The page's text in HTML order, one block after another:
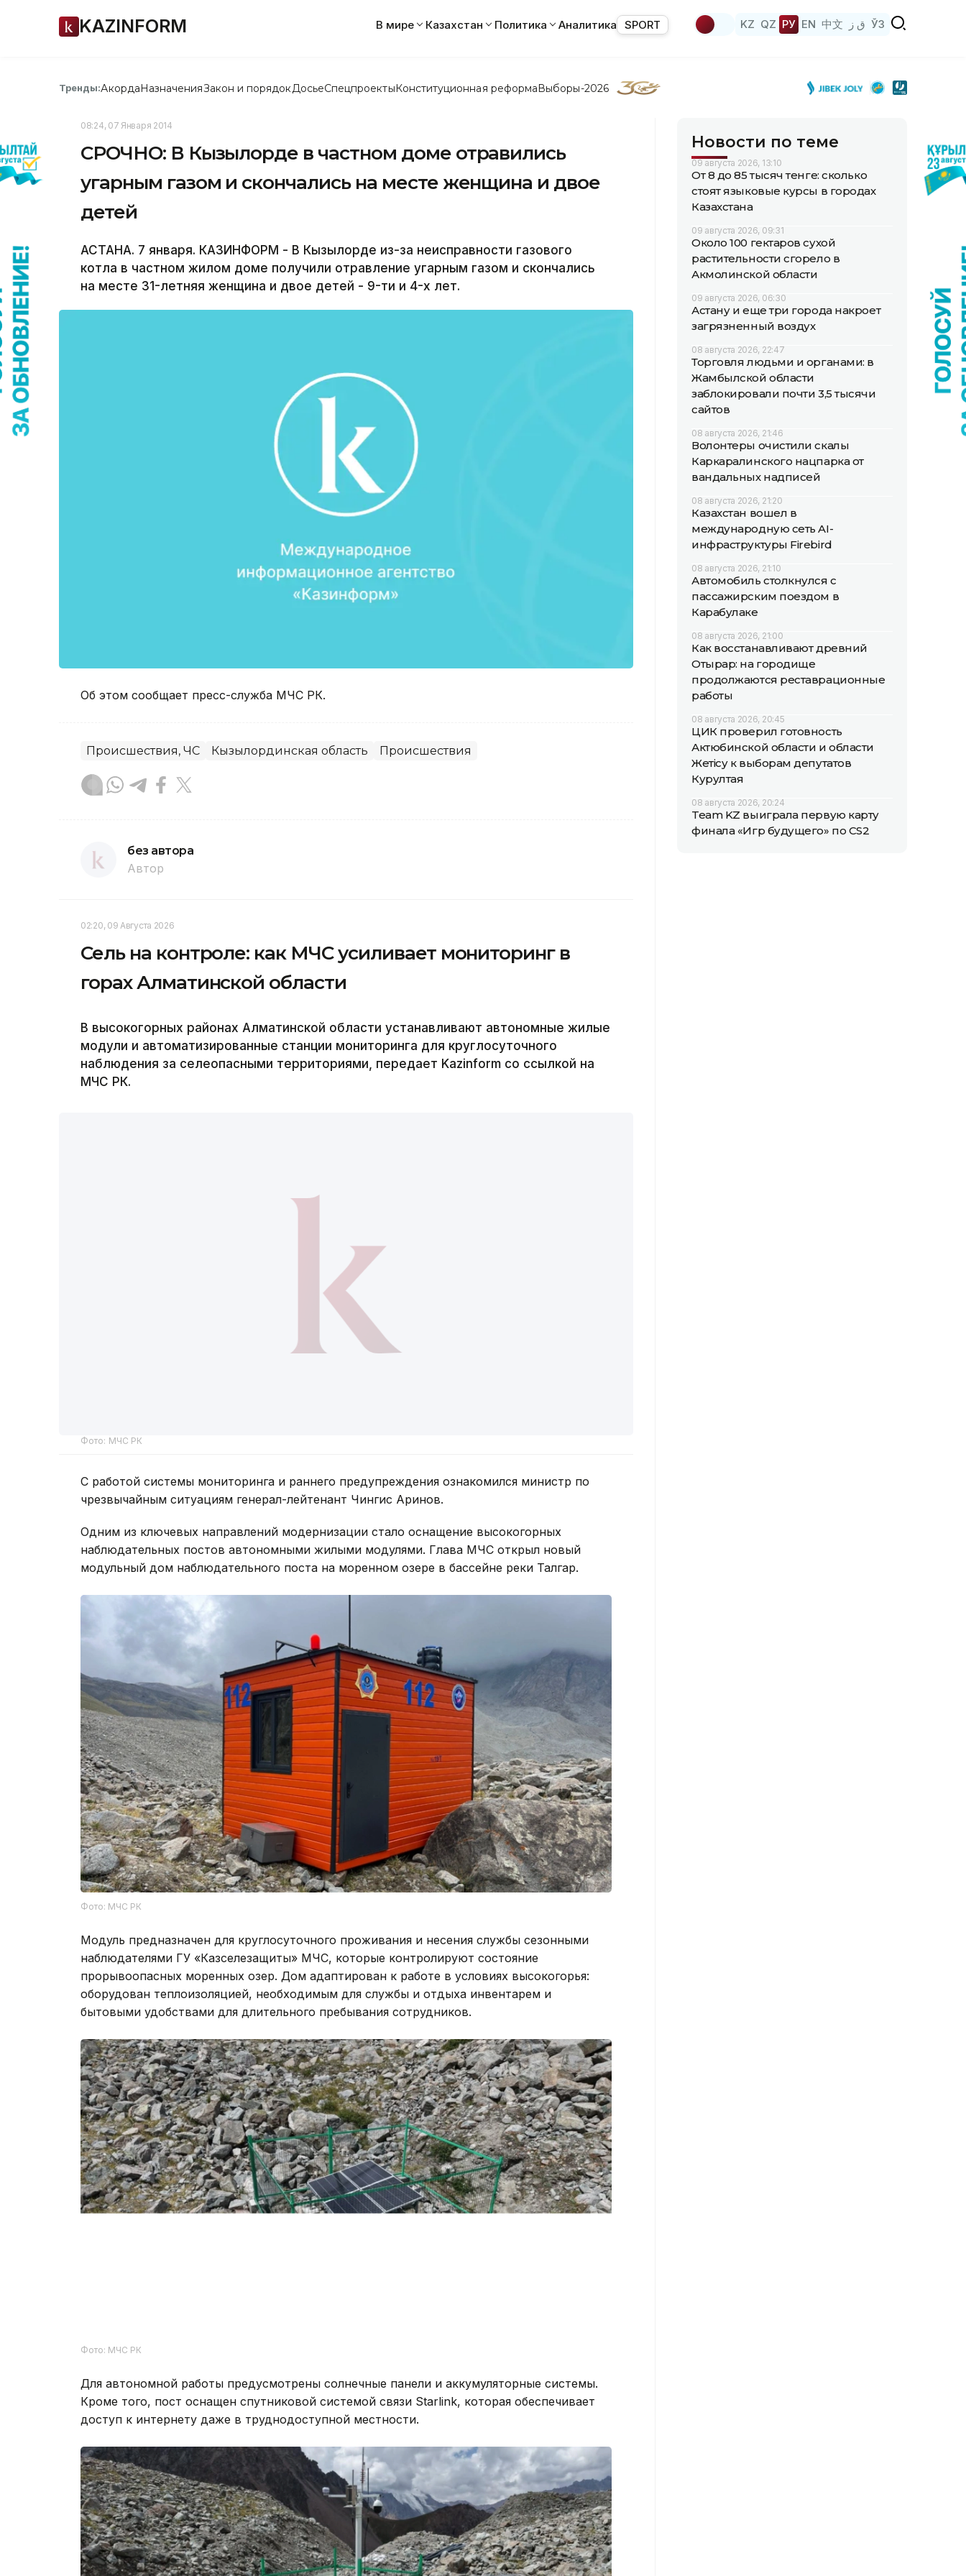
KAZINFORM В мире Казахстан Политика Аналитика SPORT KZ QZ РУ EN 中文 ق ز ЎЗ
Тренды:АкордаНазначенияЗакон и порядок ДосьеСпецпроектыКонституционная реформаВыборы-2026
08:24, 07 Января 2014
СРОЧНО: В Кызылорде в частном доме отравились
угарным газом и скончались на месте женщина и двое
детей
АСТАНА. 7 января. КАЗИНФОРМ - В Кызылорде из-за неисправности газового
котла в частном жилом доме получили отравление угарным газом и скончались
на месте 31-летняя женщина и двое детей - 9-ти и 4-х лет.
Об этом сообщает пресс-служба МЧС РК.
Происшествия, ЧС Кызылординская область Происшествия
без автора
Автор
02:20, 09 Августа 2026
Сель на контроле: как МЧС усиливает мониторинг в
горах Алматинской области
В высокогорных районах Алматинской области устанавливают автономные жилые
модули и автоматизированные станции мониторинга для круглосуточного
наблюдения за селеопасными территориями, передает Kazinform со ссылкой на
МЧС РК.
Фото: МЧС РК
С работой системы мониторинга и раннего предупреждения ознакомился министр по
чрезвычайным ситуациям генерал-лейтенант Чингис Аринов.
Одним из ключевых направлений модернизации стало оснащение высокогорных
наблюдательных постов автономными жилыми модулями. Глава МЧС открыл новый
модульный дом наблюдательного поста на моренном озере в бассейне реки Талгар.
Фото: МЧС РК
Модуль предназначен для круглосуточного проживания и несения службы сезонными
наблюдателями ГУ «Казселезащиты» МЧС, которые контролируют состояние
прорывоопасных моренных озер. Дом адаптирован к работе в условиях высокогорья:
оборудован теплоизоляцией, необходимым для службы и отдыха инвентарем и
бытовыми удобствами для длительного пребывания сотрудников.
Фото: МЧС РК
Для автономной работы предусмотрены солнечные панели и аккумуляторные системы.
Кроме того, пост оснащен спутниковой системой связи Starlink, которая обеспечивает
доступ к интернету даже в труднодоступной местности.
Новости по теме
09 августа 2026, 13:10
От 8 до 85 тысяч тенге: сколько
стоят языковые курсы в городах
Казахстана
09 августа 2026, 09:31
Около 100 гектаров сухой
растительности сгорело в
Акмолинской области
09 августа 2026, 06:30
Астану и еще три города накроет
загрязненный воздух
08 августа 2026, 22:47
Торговля людьми и органами: в
Жамбылской области
заблокировали почти 3,5 тысячи
сайтов
08 августа 2026, 21:46
Волонтеры очистили скалы
Каркаралинского нацпарка от
вандальных надписей
08 августа 2026, 21:20
Казахстан вошел в
международную сеть AI-
инфраструктуры Firebird
08 августа 2026, 21:10
Автомобиль столкнулся с
пассажирским поездом в
Карабулаке
08 августа 2026, 21:00
Как восстанавливают древний
Отырар: на городище
продолжаются реставрационные
работы
08 августа 2026, 20:45
ЦИК проверил готовность
Актюбинской области и области
Жетісу к выборам депутатов
Курултая
08 августа 2026, 20:24
Team KZ выиграла первую карту
финала «Игр будущего» по CS2